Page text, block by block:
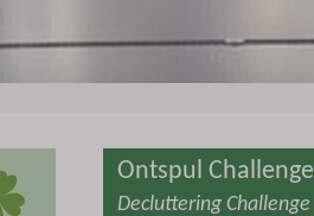
Ontspul Challenge
Decluttering Challenge